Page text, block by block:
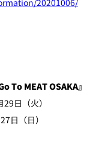
To MEAT OSAKA』
日（火）
（日）